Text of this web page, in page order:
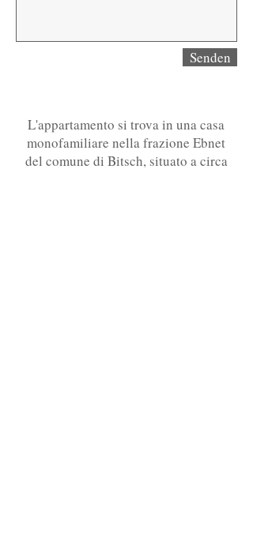
Senden
L'appartamento si trova in una casa
monofamiliare nella frazione Ebnet
del comune di Bitsch, situato a circa